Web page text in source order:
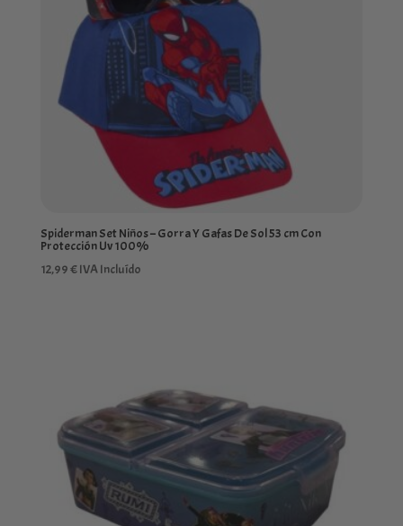
Spiderman Set Niños – Gorra Y Gafas De Sol 53 cm Con
Protección Uv 100%
12,99€IVA Incluído